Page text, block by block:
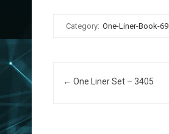
Category: One-Liner-Book-69
Post navigation
← One Liner Set – 3405